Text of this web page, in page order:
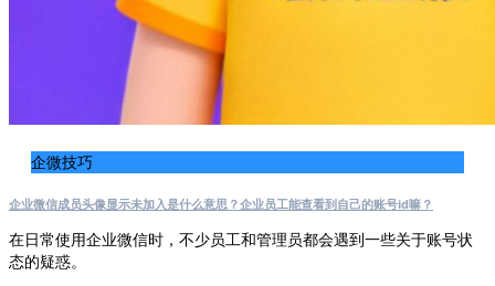
企微技巧
企业微信成员头像显示未加入是什么意思？企业员工能查看到自己的账号id嘛？
在日常使用企业微信时，不少员工和管理员都会遇到一些关于账号状
态的疑惑。